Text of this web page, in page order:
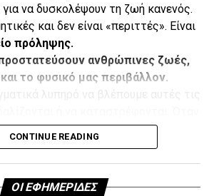
εμβέλεια περίπου 73 μέτρων, ενώ η
βάθος 113 μέτρων. Παράλληλα, ο
οχήματα και εναλλακτικά μέσα
αυτά είναι άλλη υπόθεση. Αλλά
να δυσκολέψουν τη ζωή κανενός.
και δεν είναι «περιττές». Είναι
πρόληψης.
προστατεύσουν ανθρώπινες ζωές,
το φυσικό μας περιβάλλον.
προειδοποίηση κινδύνου, στην
μικρό αλλά σημαντικό κομμάτι
: ο βανδαλισμός και η
CONTINUE READING
ΟΙ ΕΦΗΜΕΡΙΔΕΣ